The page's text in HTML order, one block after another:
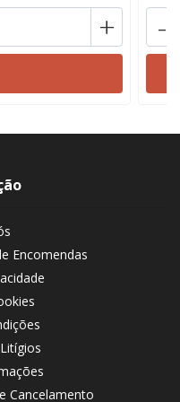
+ -
Encomendas
Cancelamento